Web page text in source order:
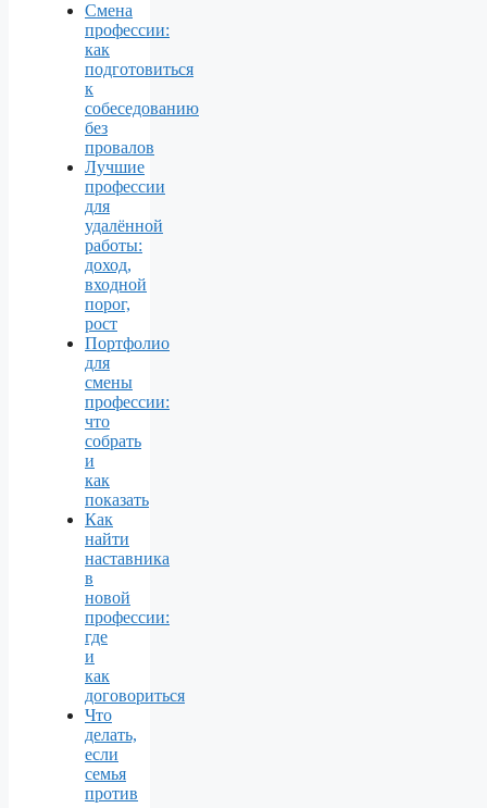
Смена
профессии:
как
подготовиться
к
собеседованию
без
провалов
Лучшие
профессии
для
удалённой
работы:
доход,
входной
порог,
рост
Портфолио
для
смены
профессии:
что
собрать
и
как
показать
Как
найти
наставника
в
новой
профессии:
где
и
как
договориться
Что
делать,
если
семья
против